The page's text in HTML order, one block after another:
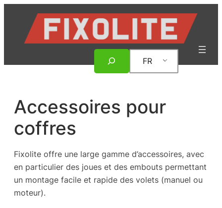
contenu
FR
Accessoires pour
coffres
Fixolite offre une large gamme d’accessoires, avec
en particulier des joues et des embouts permettant
un montage facile et rapide des volets (manuel ou
moteur).